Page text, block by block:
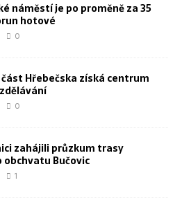
náměstí je po proměně za 35
hotové
0
Hřebečska získá centrum
0
zahájili průzkum trasy
obchvatu Bučovic
1